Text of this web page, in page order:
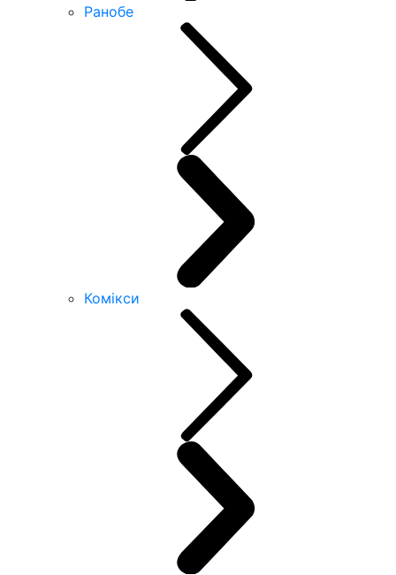
Ранобе
Комікси